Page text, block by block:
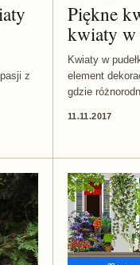
z
Piękne
kwiaty w
Kwiaty w
element
gdzie
11.11.2017